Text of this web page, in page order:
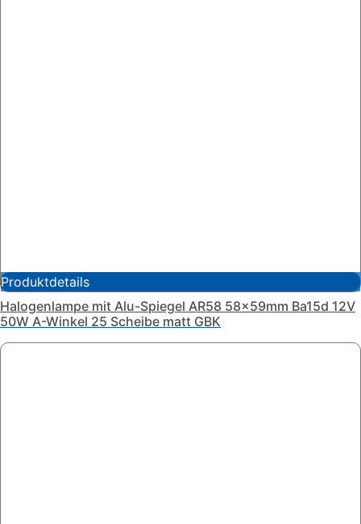
Produktdetails
Halogenlampe mit Alu-Spiegel AR58 58x59mm Ba15d 12V
50W A-Winkel 25 Scheibe matt GBK